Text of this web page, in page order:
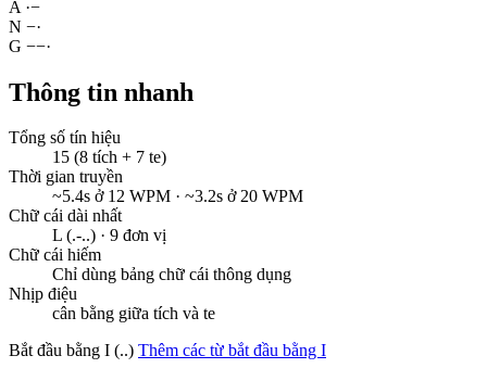
A ·−
N −·
G −−·
Thông tin nhanh
Tổng số tín hiệu
15 (8 tích + 7 te)
Thời gian truyền
~5.4s ở 12 WPM · ~3.2s ở 20 WPM
Chữ cái dài nhất
L (.-..) · 9 đơn vị
Chữ cái hiếm
Chỉ dùng bảng chữ cái thông dụng
Nhịp điệu
cân bằng giữa tích và te
Bắt đầu bằng I (..) Thêm các từ bắt đầu bằng I